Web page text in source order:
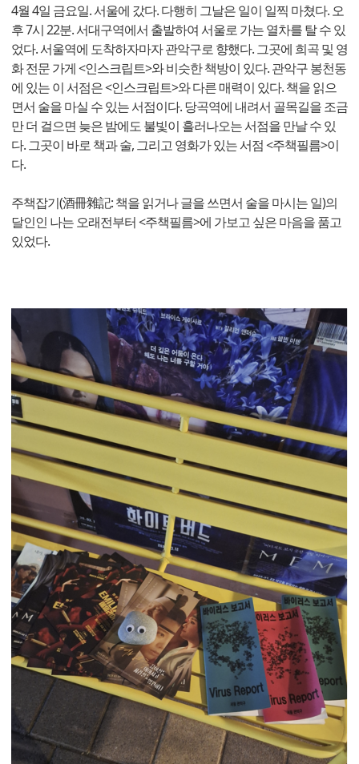
4월 4일 금요일. 서울에 갔다. 다행히 그날은 일이 일찍 마쳤다. 오
후 7시 22분. 서대구역에서 출발하여 서울로 가는 열차를 탈 수 있
었다. 서울역에 도착하자마자 관악구로 향했다. 그곳에 희곡 및 영
화 전문 가게 <인스크립트>와 비슷한 책방이 있다. 관악구 봉천동
에 있는 이 서점은 <인스크립트>와 다른 매력이 있다. 책을 읽으
면서 술을 마실 수 있는 서점이다. 당곡역에 내려서 골목길을 조금
만 더 걸으면 늦은 밤에도 불빛이 흘러나오는 서점을 만날 수 있
다. 그곳이 바로 책과 술, 그리고 영화가 있는 서점 <주책필름>이
다.
주책잡기(酒冊雜記: 책을 읽거나 글을 쓰면서 술을 마시는 일)의
달인인 나는 오래전부터 <주책필름>에 가보고 싶은 마음을 품고
있었다.